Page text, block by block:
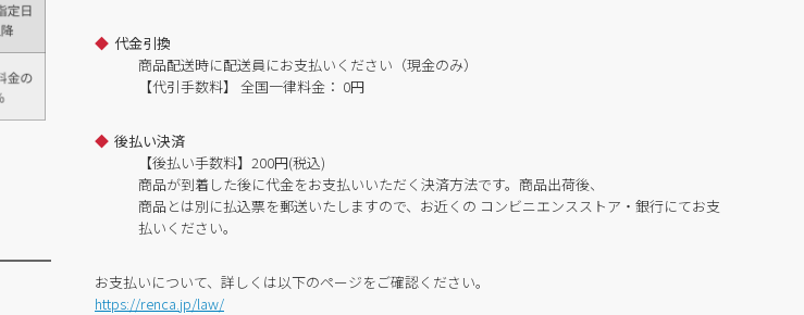
代金引換
商品配送時に配送員にお支払いください（現金のみ）
【代引手数料】 全国一律料金： 0円
後払い決済
【後払い手数料】200円(税込)
商品が到着した後に代金をお支払いいただく決済方法です。商品出荷後、
商品とは別に払込票を郵送いたしますので、お近くの コンビニエンスストア・銀行にてお支
払いください。
お支払いについて、詳しくは以下のページをご確認ください。
https://renca.jp/law/